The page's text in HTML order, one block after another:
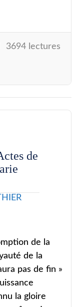
3694 lectures
de
de la
de la
pas de fin »
la gloire